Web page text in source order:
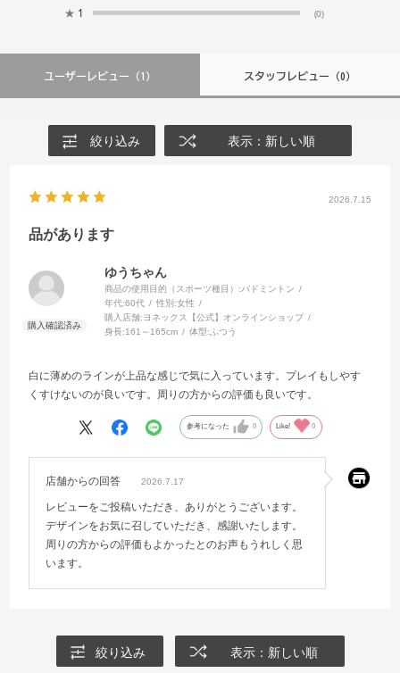
★ 1 (0)
ユーザーレビュー （1） スタッフレビュー（0）
絞り込み 表示：新しい順
2026.7.15
品があります
ゆうちゃん
商品の使用目的（スポーツ種目）:バドミントン
年代:60代 性別:女性
購入店舗: ヨネックス【公式】オンラインショップ
身長:161～165cm 体型: ふつう
白に薄めのラインが上品な感じで気に入っています。プレイもしやす
くすけないのが良いです。周りの方からの評価も良いです。
参考になった 0 Like! 0
店舗からの回答 2026.7.17
レビューをご投稿いただき、ありがとうございます。
デザインをお気に召していただき、感謝いたします。
周りの方からの評価もよかったとのお声もうれしく思
います。
絞り込み 表示：新しい順